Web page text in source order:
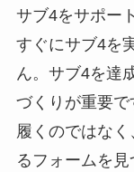
サブ4をサポー
すぐにサブ4を
ん。サブ4を達
づくりが重要
履くのではな
るフォームを